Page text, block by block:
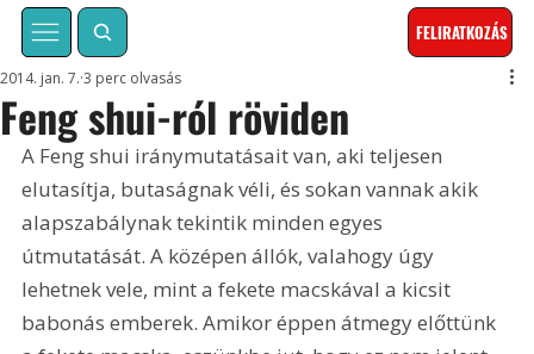
FELIRATKOZÁS
Feng shui-ról röviden
2014. jan. 7. 3 perc olvasás
A Feng shui iránymutatásait van, aki teljesen
elutasítja, butaságnak véli, és sokan vannak akik
alapszabálynak tekintik minden egyes
útmutatását. A középen állók, valahogy úgy
lehetnek vele, mint a fekete macskával a kicsit
babonás emberek. Amikor éppen átmegy előttünk